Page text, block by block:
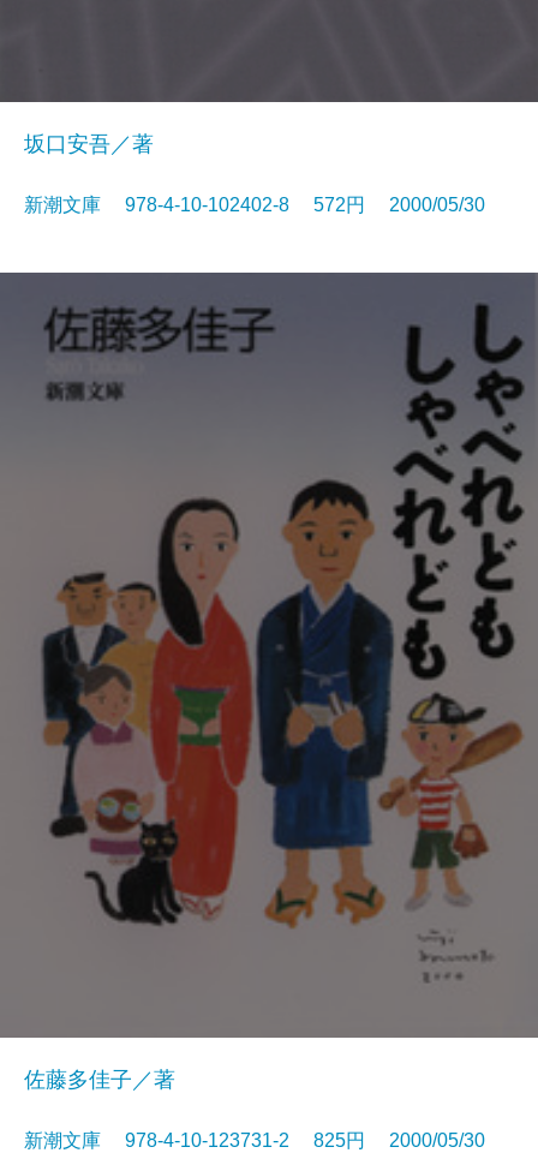
坂口安吾／著
新潮文庫 978-4-10-102402-8 572円 2000/05/30
佐藤多佳子／著
新潮文庫 978-4-10-123731-2 825円 2000/05/30